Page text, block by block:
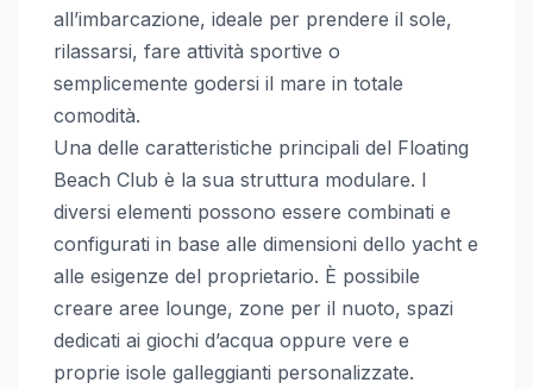
all’imbarcazione, ideale per prendere il sole,
rilassarsi, fare attività sportive o
semplicemente godersi il mare in totale
comodità.
Una delle caratteristiche principali del Floating
Beach Club è la sua struttura modulare. I
diversi elementi possono essere combinati e
configurati in base alle dimensioni dello yacht e
alle esigenze del proprietario. È possibile
creare aree lounge, zone per il nuoto, spazi
dedicati ai giochi d’acqua oppure vere e
proprie isole galleggianti personalizzate.